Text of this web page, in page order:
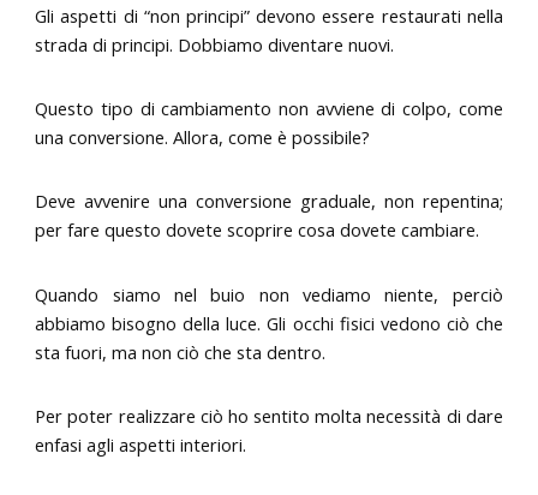
Gli aspetti di “non principi” devono essere restaurati nella
strada di principi. Dobbiamo diventare nuovi.
Questo tipo di cambiamento non avviene di colpo, come
una conversione. Allora, come è possibile?
Deve avvenire una conversione graduale, non repentina;
per fare questo dovete scoprire cosa dovete cambiare.
Quando siamo nel buio non vediamo niente, perciò
abbiamo bisogno della luce. Gli occhi fisici vedono ciò che
sta fuori, ma non ciò che sta dentro.
Per poter realizzare ciò ho sentito molta necessità di dare
enfasi agli aspetti interiori.